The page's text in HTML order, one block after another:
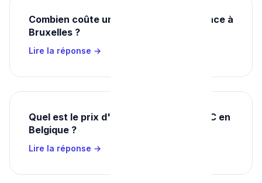
Combien coûte un débouchage d'urgence à
Bruxelles ?
Lire la réponse →
Quel est le prix d'un débouchage de WC en
Belgique ?
Lire la réponse →